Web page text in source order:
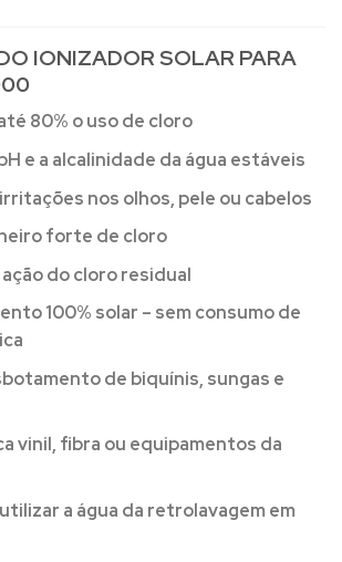
IONIZADOR SOLAR PARA
80% o uso de cloro
e a alcalinidade da água estáveis
nos olhos, pele ou cabelos
forte de cloro
do cloro residual
100% solar – sem consumo de
de biquínis, sungas e
vinil, fibra ou equipamentos da
a água da retrolavagem em